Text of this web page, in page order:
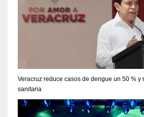
Veracruz reduce casos de dengue un 50 % y
sanitaria